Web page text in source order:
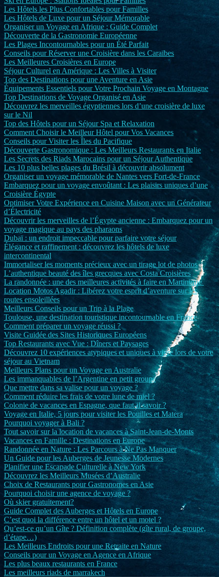
Les Hôtels les Plus Confortables pour Familles
Les Hôtels de Luxe pour un Séjour Mémorable
Organiser un Voyage en Afrique : Guide Complet
Découverte de la Gastronomie Européenne
Les Plages Incontournables pour un Été Parfait
Conseils pour Réserver une Croisière dans les Caraïbes
Les Meilleures Croisières en Europe
Séjour Culturel en Amérique : Les Villes à Visiter
Top des Destinations pour une Aventure en Asie
Équipements Essentiels pour Votre Prochain Voyage en Montagne
Top Destinations de Voyage Organisé en Asie
Découvrez les merveilles égyptiennes lors d’une croisière de luxe
sur le Nil
Top des Hôtels pour un Séjour Spa et Relaxation
Comment Choisir le Meilleur Hôtel pour Vos Vacances
Conseils pour Visiter les Îles du Pacifique
Découverte Gastronomique : Les Meilleurs Restaurants en Italie
Les Secrets des Riads Marocains pour un Séjour Authentique
Les 10 plus belles plages du Brésil à découvrir absolument
Organiser un voyage mémorable de Nantes vers Fort-de-France
Embarquez pour un voyage envoûtant : Les plaisirs uniques d’une
Croisière Égypte
Optimiser Votre Expérience en Cuisine Maison avec un Générateur
d’Électricité
Découvrir les merveilles de l’Égypte ancienne : Embarquez pour un
voyage magique au pays des pharaons
Dubaï : un endroit impeccable pour parfaire votre séjour
Élégance et raffinement : découvrez les hôtels de luxe
intercontinental
Immortaliser les moments précieux avec un tirage lot de photos
L’authentique beauté des îles grecques avec Costa Croisières
La randonnée : une des meilleures activités à faire en Martinique
Location Motos Agadir : Libérez votre esprit d’aventure sur les
routes ensoleillées
Meilleurs Conseils pour un Trip à la Plage
Toulouse, une destination touristique incontournable en France
Comment préparer un voyage réussi ?
Visite Guidée des Sites Historiques Européens
Top Restaurants avec Vue : Dîners et Paysages
Découvrez 10 expériences atypiques et uniques à vivre lors de votre
séjour au Vietnam
Meilleurs Plans pour un Voyage en Australie
Les immanquables de l’Argentine en petit groupe
Que mettre dans sa valise pour un voyage ?
Comment réduire les frais de votre lune de miel ?
Colonie de vacances en Espagne, que faut-il savoir ?
Voyage en Italie, 5 jours pour visiter les Pouilles et Matera
Pourquoi voyager à Bali ?
Tout savoir sur la location de vacances à Saint-Jean-de-Monts
Vacances en Famille : Destinations en Europe
Randonnée en Nature : Les Parcours à Ne Pas Manquer
Un Guide pour les Auberges de Jeunesse Modernes
Planifier une Escapade Culturelle à New York
Découvrez les Meilleurs Musées d’Australie
Choix de Restaurants pour Gastronomes en Asie
Pourquoi choisir une agence de voyage ?
Où skier gratuitement?
Guide Complet des Auberges et Hôtels en Europe
C’est quoi la différence entre un hôtel et un motel ?
Qu’est-ce qu’un Gîte ? Définition complète (gîte rural, de groupe,
d’étape…)
Les Meilleurs Endroits pour une Retraite en Nature
Conseils pour un Voyage en Agence en Afrique
Les plus beaux restaurants en France
Les meilleurs riads de marrakech